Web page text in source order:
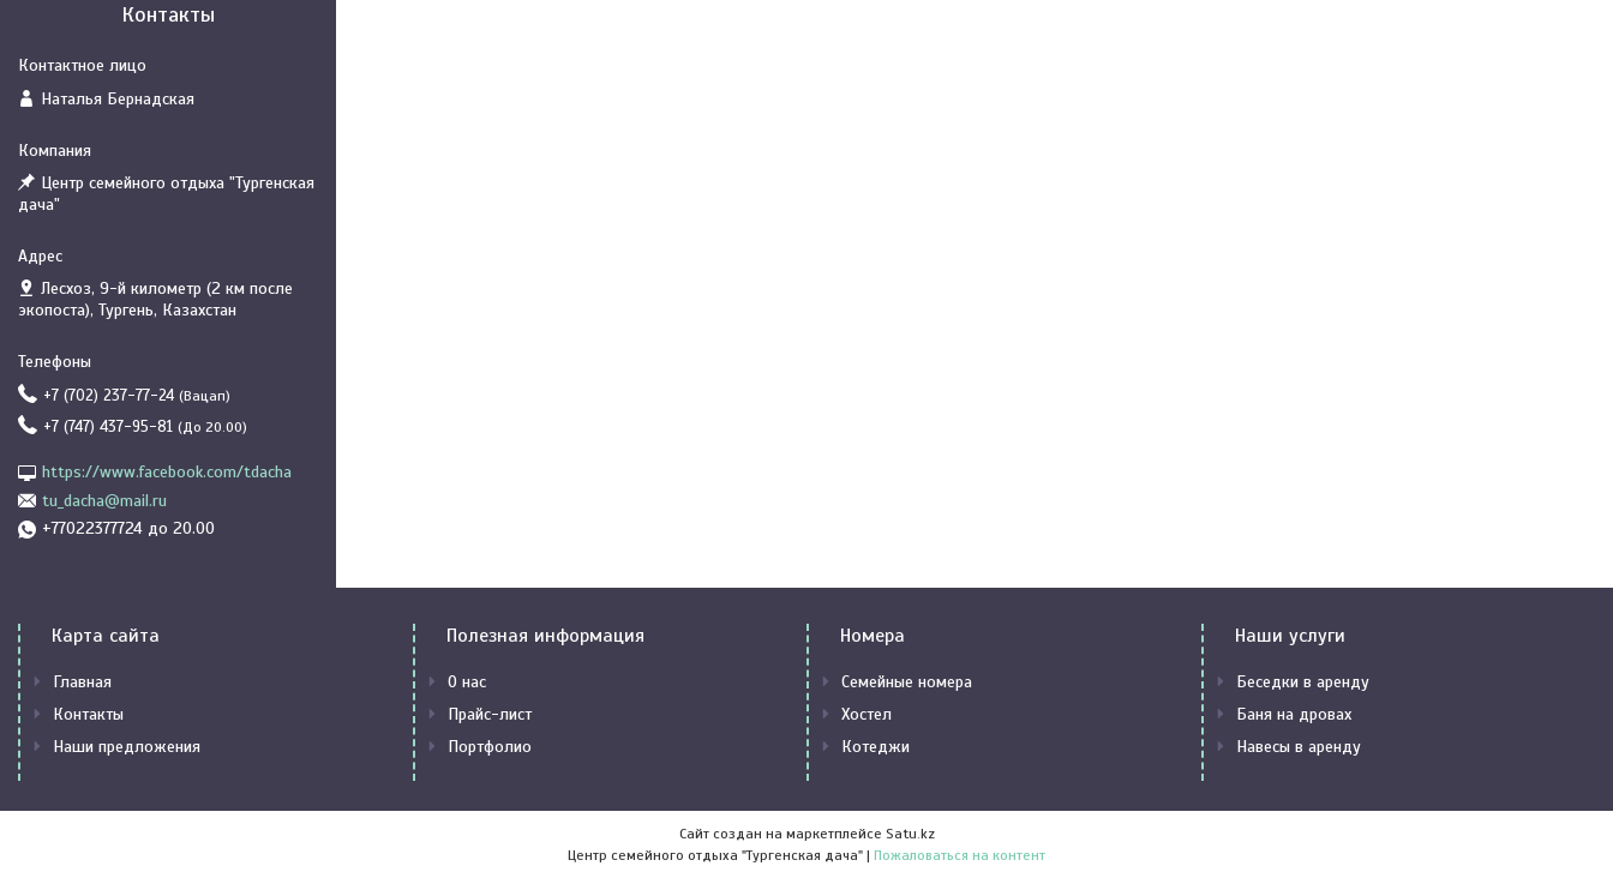
Контакты
Наталья Бернадская
Центр семейного отдыха "Тургенская
дача"
Лесхоз, 9-й километр (2 км после
экопоста), Тургень, Казахстан
+7 (702) 237-77-24 Вацап
+7 (747) 437-95-81 До 20.00
https://www.facebook.com/tdacha
tu_dacha@mail.ru
+77022377724 до 20.00
Карта сайта
Главная
Контакты
Наши предложения
Полезная информация
О нас
Прайс-лист
Портфолио
Номера
Семейные номера
Хостел
Котеджи
Наши услуги
Беседки в аренду
Баня на дровах
Навесы в аренду
Сайт создан на маркетплейсе Satu.kz
Центр семейного отдыха "Тургенская дача" | Пожаловаться на контент